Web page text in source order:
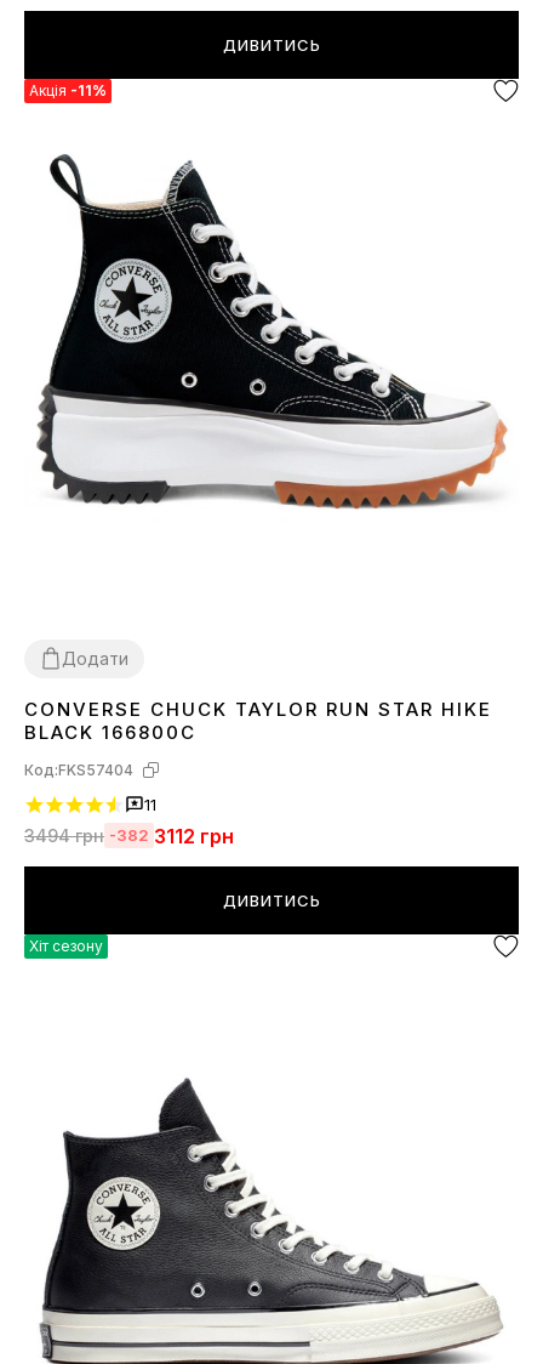
ДИВИТИСЬ
Акція -11%
Додати
38
CONVERSE CHUCK TAYLOR RUN STAR HIKE
BLACK 166800C
Код:FKS57404
11
3494грн -382 3112 грн
ДИВИТИСЬ
Хіт сезону